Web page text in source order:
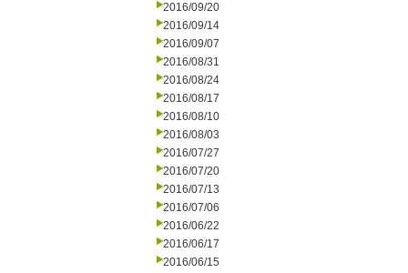
2016/09/20
2016/09/14
2016/09/07
2016/08/31
2016/08/24
2016/08/17
2016/08/10
2016/08/03
2016/07/27
2016/07/20
2016/07/13
2016/07/06
2016/06/22
2016/06/17
2016/06/15